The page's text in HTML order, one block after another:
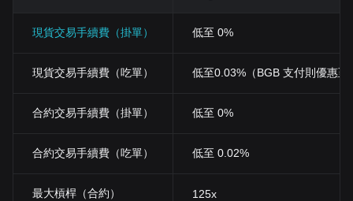
現貨交易手續費（掛單） 低至 0%
現貨交易手續費（吃單） 低至0.03%（BGB 支付則優惠至
合約交易手續費（掛單） 低至 0%
合約交易手續費（吃單） 低至 0.02%
最大槓桿（合約） 125x